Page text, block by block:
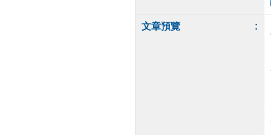
文章預覽 :